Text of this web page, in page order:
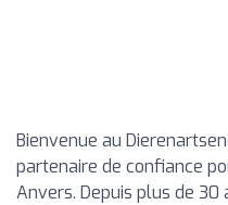
Bienvenue au
partenaire de confiance
Anvers. Depuis plus de